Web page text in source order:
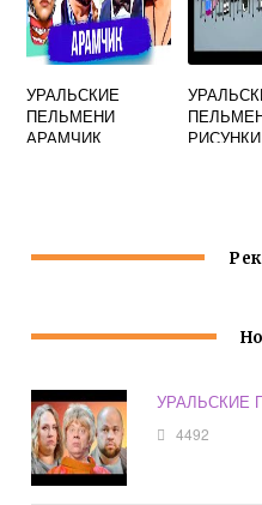
УРАЛЬСКИЕ
ПЕЛЬМЕНИ
АРАМЧИК
УРАЛЬСКИЕ
4492